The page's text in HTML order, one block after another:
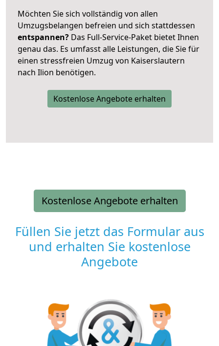
Möchten Sie sich vollständig von allen
Umzugsbelangen befreien und sich stattdessen
entspannen? Das Full-Service-Paket bietet Ihnen
genau das. Es umfasst alle Leistungen, die Sie für
einen stressfreien Umzug von Kaiserslautern
nach Ilion benötigen.
Kostenlose Angebote erhalten
Kostenlose Angebote erhalten
Füllen Sie jetzt das Formular aus
und erhalten Sie kostenlose
Angebote